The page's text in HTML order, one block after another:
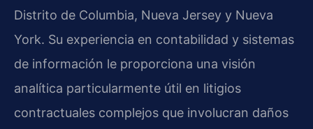
Distrito de Columbia, Nueva Jersey y Nueva
York. Su experiencia en contabilidad y sistemas
de información le proporciona una visión
analítica particularmente útil en litigios
contractuales complejos que involucran daños